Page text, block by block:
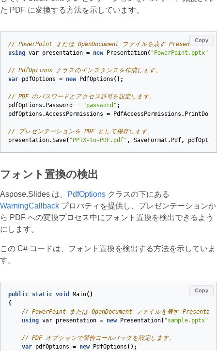
た PDF に変換する方法を示しています。
Copy
// PowerPoint または OpenDocument ファイルを表す Presentation ク
using var presentation = new Presentation( "PowerPoint.pptx"
// PdfOptions クラスのインスタンスを作成します。
var pdfOptions = new PdfOptions ();
// PDF のパスワードとアクセス許可を設定します。
pdfOptions . Password = "password" ;
pdfOptions .AccessPermissions = PdfAccessPermissions .
// プレゼンテーションを PDF として保存します。
presentation.Save( "PPTX-to-PDF.pdf" , SaveFormat . Pdf,
フォント置換の検出
Aspose.Slides は、 PdfOptions クラスの下にある
WarningCallback プロパティを提供し、プレゼンテーションか
ら PDF への変換プロセス中にフォント置換を検出できるよう
にします。
この C# コードは、フォント置換を検出する方法を示していま
す。
Copy
public static void Main()
{
// PowerPoint または OpenDocument ファイルを表す
using var presentation = new Presentation( "sample.pptx"
// PDF オプションで警告コールバックを設定します。
var pdfOptions = new PdfOptions ();